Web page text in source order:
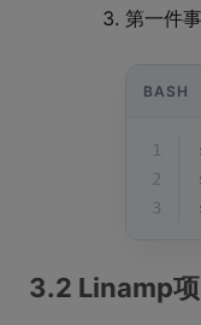
第一件
BASH
1
2
3
3.2 Linamp